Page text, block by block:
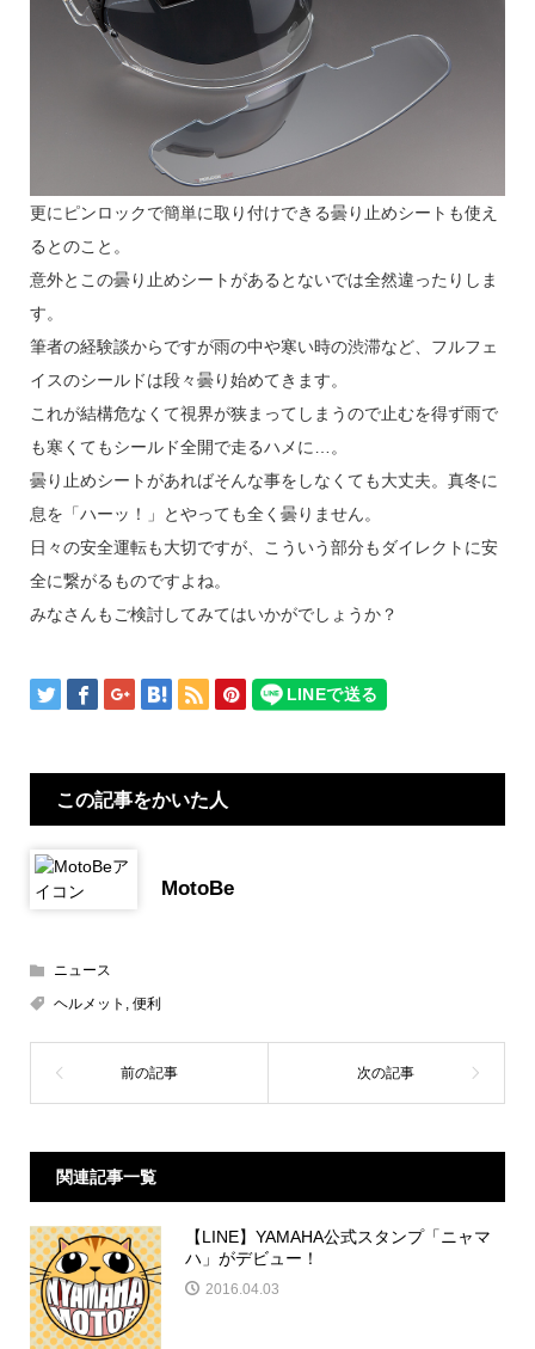
更にピンロックで簡単に取り付けできる曇り止めシートも使え
るとのこと。
意外とこの曇り止めシートがあるとないでは全然違ったりしま
す。
筆者の経験談からですが雨の中や寒い時の渋滞など、フルフェ
イスのシールドは段々曇り始めてきます。
これが結構危なくて視界が狭まってしまうので止むを得ず雨で
も寒くてもシールド全開で走るハメに…。
曇り止めシートがあればそんな事をしなくても大丈夫。真冬に
息を「ハーッ！」とやっても全く曇りません。
日々の安全運転も大切ですが、こういう部分もダイレクトに安
全に繋がるものですよね。
みなさんもご検討してみてはいかがでしょうか？
この記事をかいた人
MotoBe
ニュース
ヘルメット , 便利
関連記事一覧
【LINE】YAMAHA公式スタンプ「ニャマ
ハ」がデビュー！
2016.04.03